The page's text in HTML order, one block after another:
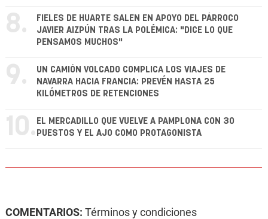
8.
FIELES DE HUARTE SALEN EN APOYO DEL PÁRROCO
JAVIER AIZPÚN TRAS LA POLÉMICA: "DICE LO QUE
PENSAMOS MUCHOS"
9.
UN CAMIÓN VOLCADO COMPLICA LOS VIAJES DE
NAVARRA HACIA FRANCIA: PREVÉN HASTA 25
KILÓMETROS DE RETENCIONES
10. EL MERCADILLO QUE VUELVE A PAMPLONA CON 30
PUESTOS Y EL AJO COMO PROTAGONISTA
COMENTARIOS: Términos y condiciones